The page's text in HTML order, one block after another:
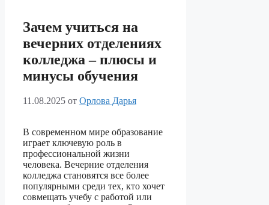
Зачем учиться на
вечерних отделениях
колледжа – плюсы и
минусы обучения
11.08.2025 от Орлова Дарья
В современном мире образование
играет ключевую роль в
профессиональной жизни
человека. Вечерние отделения
колледжа становятся все более
популярными среди тех, кто хочет
совмещать учебу с работой или